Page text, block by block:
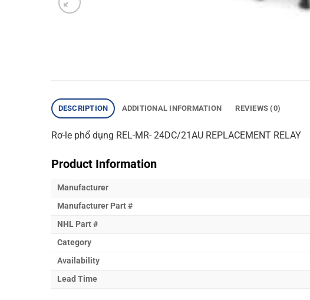
DESCRIPTION ADDITIONAL INFORMATION REVIEWS (0)
Rơ-le phổ dụng REL-MR- 24DC/21AU REPLACEMENT RELAY
Product Information
Manufacturer
Manufacturer Part #
NHL Part #
Category
Availability
Lead Time